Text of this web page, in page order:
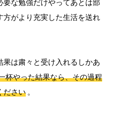
な勉強だけやってあとは部
がより充実した生活を送れ
果は粛々と受け入れるしかあ
杯やった結果なら、その過程
ださい 。